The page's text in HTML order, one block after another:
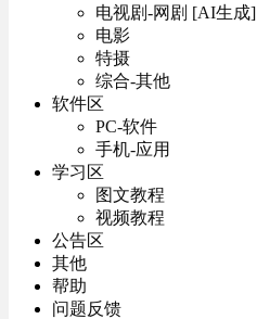
电视剧-网剧 [AI生成]
电影
特摄
综合-其他
软件区
PC-软件
手机-应用
学习区
图文教程
视频教程
公告区
其他
帮助
问题反馈